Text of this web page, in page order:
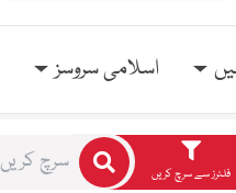
اسلامی سروسز
فلٹرز سے سرچ کریں